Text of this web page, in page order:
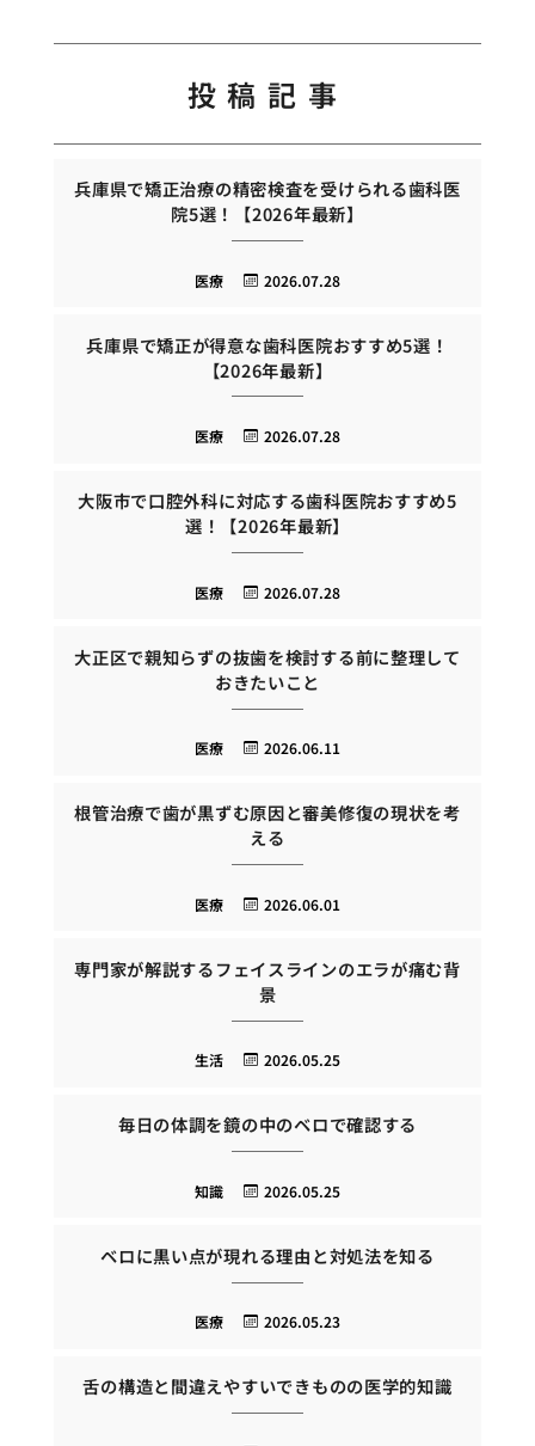
投稿記事
兵庫県で矯正治療の精密検査を受けられる歯科医
院5選！【2026年最新】
2026.07.28
医療
兵庫県で矯正が得意な歯科医院おすすめ5選！
【2026年最新】
2026.07.28
医療
大阪市で口腔外科に対応する歯科医院おすすめ5
選！【2026年最新】
2026.07.28
医療
大正区で親知らずの抜歯を検討する前に整理して
おきたいこと
2026.06.11
医療
根管治療で歯が黒ずむ原因と審美修復の現状を考
える
2026.06.01
医療
専門家が解説するフェイスラインのエラが痛む背
景
2026.05.25
生活
毎日の体調を鏡の中のベロで確認する
2026.05.25
知識
ベロに黒い点が現れる理由と対処法を知る
2026.05.23
医療
舌の構造と間違えやすいできものの医学的知識